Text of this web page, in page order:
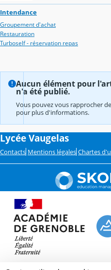
Intendance
Groupement d'achat
Restauration
Turboself - réservation repas
Aucun élément pour
n'a été publié.
Vous pouvez vous rapprocher
pour plus d'informations.
Lycée Vaugelas
Contacts Mentions légales Chartes